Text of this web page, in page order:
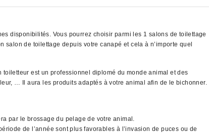
disponibilités. Vous pourrez choisir parmi les 1 salons de toilettage
de toilettage depuis votre canapé et cela à n’importe quel
est un professionnel diplomé du monde animal et des
… Il aura les produits adaptés à votre animal afin de le bichonner.
par le brossage du pelage de votre animal.
de l’année sont plus favorables à l’invasion de puces ou de